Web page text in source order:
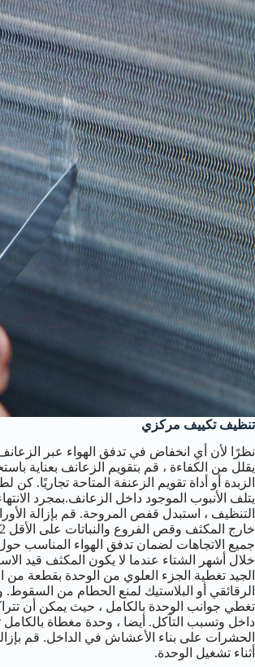
تنظيف تكييف مركزي
نظرًا لأن أي انخفاض في تدفق الهواء عبر
يقلل من الكفاءة ، قم بتقويم الزعانف بعناية
الزبدة أو أداة تقويم الزعنفة المتاحة تجاريًا. كن
يتلف الأنبوب الموجود داخل الزعانف.بمجرد
التنظيف ، استبدل قفص المروحة. قم بإزالة
جميع الاتجاهات لضمان تدفق الهواء المناسب
خلال أشهر الشتاء عندما لا يكون المكثف قيد
الجيد تغطية الجزء العلوي من الوحدة بقطعة
الرقائقي أو البلاستيك لمنع الحطام من السقوط.
تغطي جوانب الوحدة بالكامل ، حيث يمكن أن
داخل وتسبب التآكل. أيضا ، وحدة مغطاة
الحشرات على بناء الأعشاش في الداخل. قم
أثناء تشغيل الوحدة.